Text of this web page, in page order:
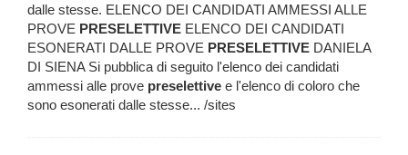
dalle stesse. ELENCO DEI CANDIDATI AMMESSI ALLE
PROVE PRESELETTIVE ELENCO DEI CANDIDATI
ESONERATI DALLE PROVE PRESELETTIVE DANIELA
DI SIENA Si pubblica di seguito l'elenco dei candidati
ammessi alle prove preselettive e l'elenco di coloro che
sono esonerati dalle stesse... /sites